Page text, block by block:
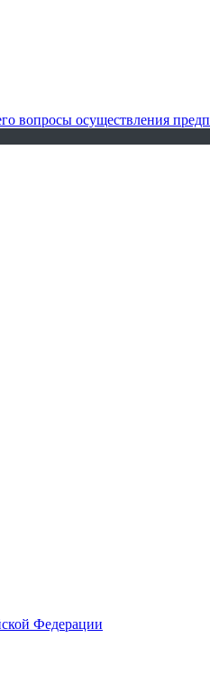
вопросы осуществления
Федерации